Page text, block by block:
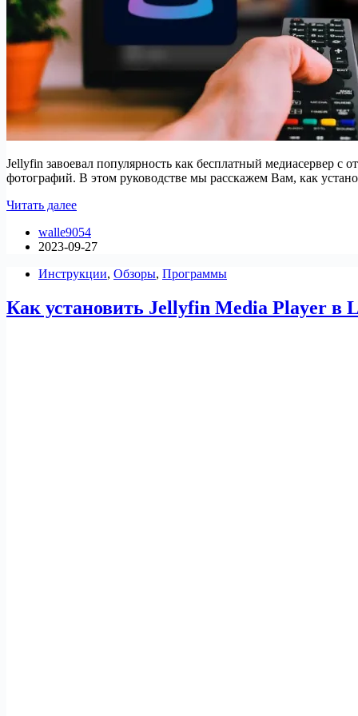
Jellyfin завоевал популярность как бесплатный медиасервер
фотографий. В этом руководстве мы расскажем Вам, как
Читать далееКак
Jellyfin
Media
на
Mint
21
walle9054
2023-09-27
Инструкции, Обзоры, Программы
Как установить Jellyfin Media Player в